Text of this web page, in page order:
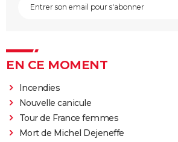
EN CE MOMENT
Incendies
Nouvelle canicule
Tour de France femmes
Mort de Michel Dejeneffe